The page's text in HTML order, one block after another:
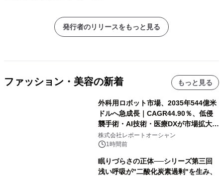
発行者のリリースをもっと見る
ファッション・美容の新着 もっと見る
外科用ロボット市場、2035年544億米
ドルへ急成長｜CAGR44.90％、低侵
襲手術・AI技術・医療DXが市場拡大を
牽引
株式会社レポートオーシャン
1時間前
眠りづらさの正体──シリーズ第三回
浅い呼吸が"二酸化炭素過剰"を生み、